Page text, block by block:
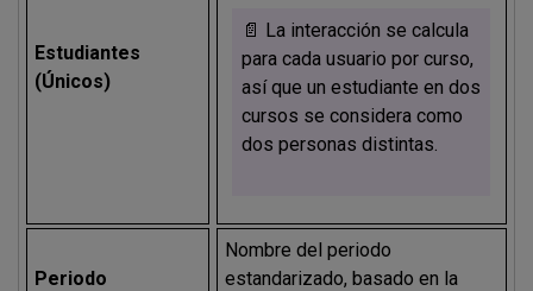
Estudiantes
(Únicos)
📄 La interacción se calcula
para cada usuario por curso,
así que un estudiante en dos
cursos se considera como
dos personas distintas.
Periodo
Nombre del periodo
estandarizado, basado en la